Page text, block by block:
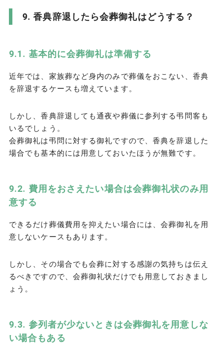
香典辞退したら会葬御礼はどうする？
基本的に会葬御礼は準備する
近年では、家族葬など身内のみで葬儀をおこない、香典
を辞退するケースも増えています。
しかし、香典辞退しても通夜や葬儀に参列する弔問客も
いるでしょう。
会葬御礼は弔問に対する御礼ですので、香典を辞退した
場合でも基本的には用意しておいたほうが無難です。
費用をおさえたい場合は会葬御礼状のみ用
意する
できるだけ葬儀費用を抑えたい場合には、会葬御礼を用
意しないケースもあります。
しかし、その場合でも会葬に対する感謝の気持ちは伝え
るべきですので、会葬御礼状だけでも用意しておきまし
ょう。
参列者が少ないときは会葬御礼を用意しな
い場合もある